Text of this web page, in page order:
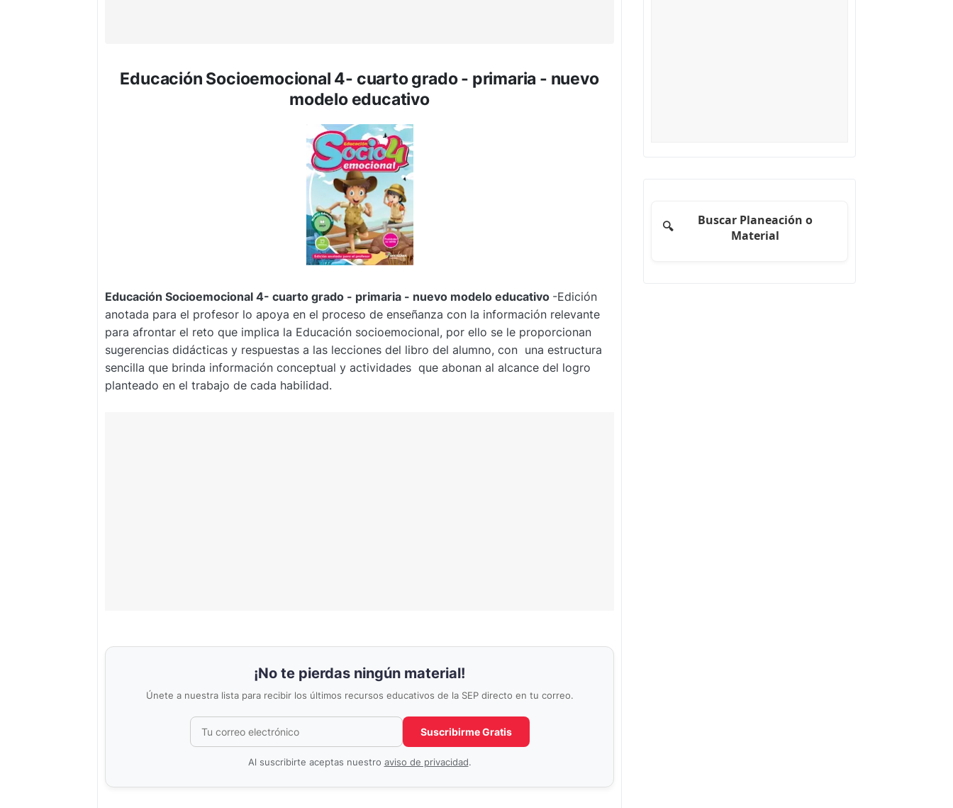
Educación Socioemocional 4- cuarto grado - primaria - nuevo
modelo educativo
Educación Socioemocional 4- cuarto grado - primaria - nuevo modelo educativo -Edición
anotada para el profesor lo apoya en el proceso de enseñanza con la información relevante
para afrontar el reto que implica la Educación socioemocional, por ello se le proporcionan
sugerencias didácticas y respuestas a las lecciones del libro del alumno, con una estructura
sencilla que brinda información conceptual y actividades que abonan al alcance del logro
planteado en el trabajo de cada habilidad.
¡No te pierdas ningún material!
Únete a nuestra lista para recibir los últimos recursos educativos de la SEP directo en tu correo.
Correo electrónico
No completar este campo
Suscribirme Gratis
Al suscribirte aceptas nuestro aviso de privacidad.
🔍
Buscar Planeación o
Material